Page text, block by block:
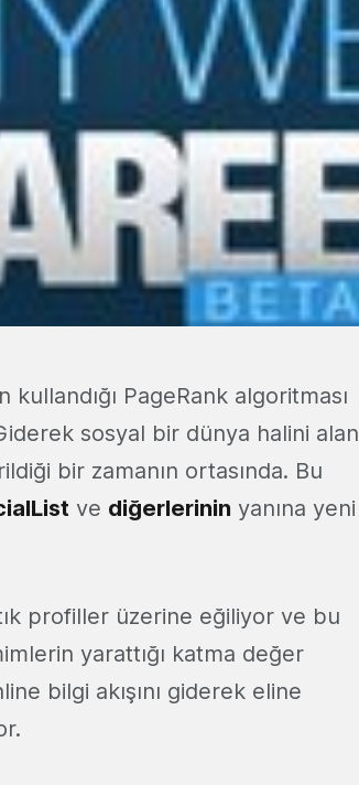
PageRank algoritması
sosyal bir dünya halini alan
bir zamanın ortasında. Bu
ve diğerlerinin yanına yeni
profiller üzerine eğiliyor ve bu
yarattığı katma değer
bilgi akışını giderek eline